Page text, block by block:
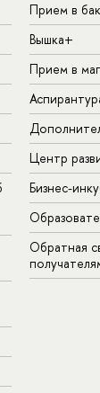
Прием в
Вышка+
Прием в
Центр
Бизнес-
Обратная